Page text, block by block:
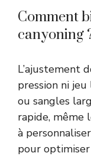
Comment
canyoning
L’ajustement
pression ni
ou sangles
rapide, même
à
pour